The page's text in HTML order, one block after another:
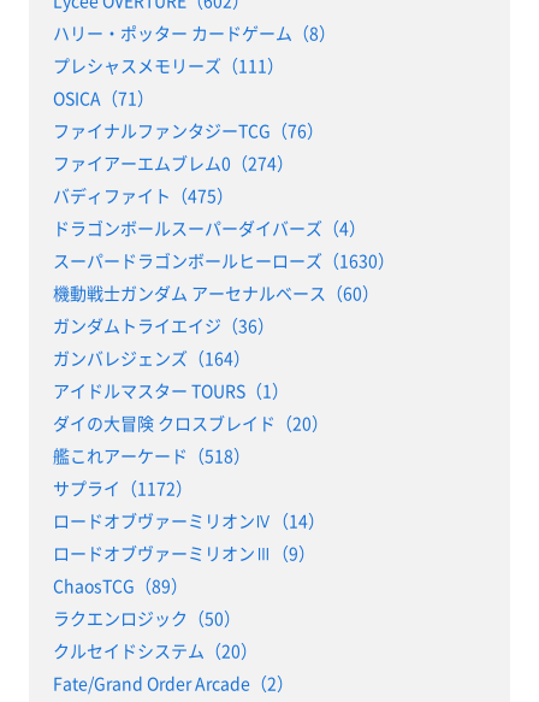
ハリー・ポッター カードゲーム（8）
プレシャスメモリーズ（111）
OSICA（71）
ファイナルファンタジーTCG（76）
ファイアーエムブレム0（274）
バディファイト（475）
ドラゴンボールスーパーダイバーズ（4）
スーパードラゴンボールヒーローズ（1630）
機動戦士ガンダム アーセナルベース（60）
ガンダムトライエイジ（36）
ガンバレジェンズ（164）
アイドルマスター TOURS（1）
ダイの大冒険 クロスブレイド（20）
艦これアーケード（518）
サプライ（1172）
ロードオブヴァーミリオンⅣ（14）
ロードオブヴァーミリオンⅢ（9）
ChaosTCG（89）
ラクエンロジック（50）
クルセイドシステム（20）
Fate/Grand Order Arcade（2）